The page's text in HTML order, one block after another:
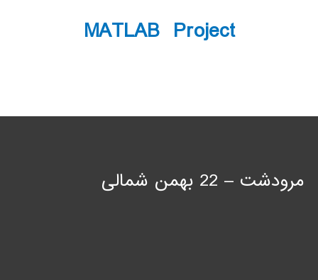
MATLAB Project
مرودشت – 22 بهمن شمالی